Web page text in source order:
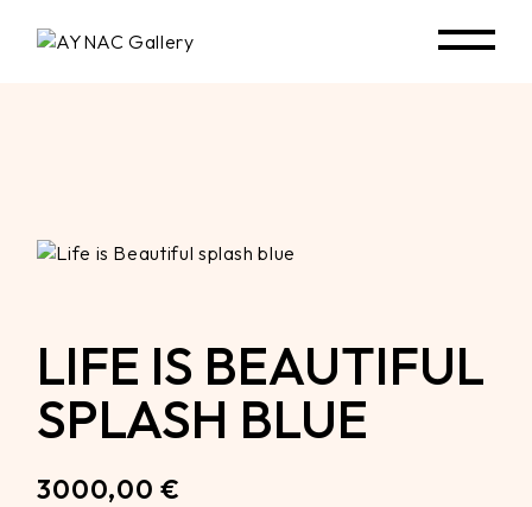
LIFE IS BEAUTIFUL
SPLASH BLUE
3000,00 €